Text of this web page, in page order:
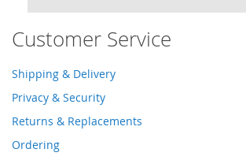
Customer Service
Shipping & Delivery
Privacy & Security
Returns & Replacements
Ordering